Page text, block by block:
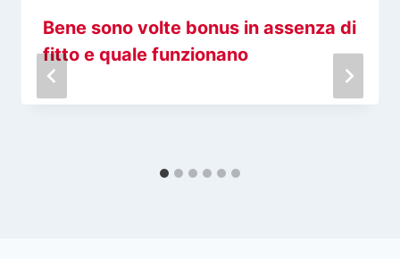
Bene sono volte bonus in assenza di
fitto e quale funzionano